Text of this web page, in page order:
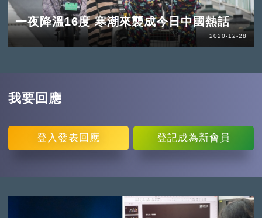
一夜降溫16度 寒潮來襲成今日中國熱話
2020-12-28
我要回應
登入 發表回應 登記成為新會員